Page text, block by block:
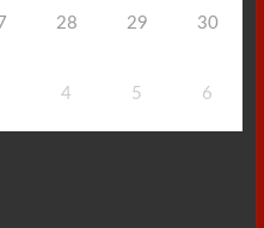
28 29 30
4 5 6